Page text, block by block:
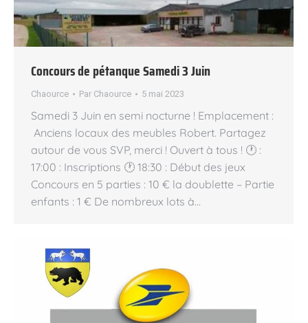
Concours de pétanque Samedi 3 Juin
Chaource Par Chaource 5 mai 2023
Samedi 3 Juin en semi nocturne ! Emplacement :
Anciens locaux des meubles Robert. Partagez
autour de vous SVP, merci ! Ouvert à tous ! 🕐 :
17:00 : Inscriptions 🕐 18:30 : Début des jeux
Concours en 5 parties : 10 € la doublette – Partie
enfants : 1 € De nombreux lots à…